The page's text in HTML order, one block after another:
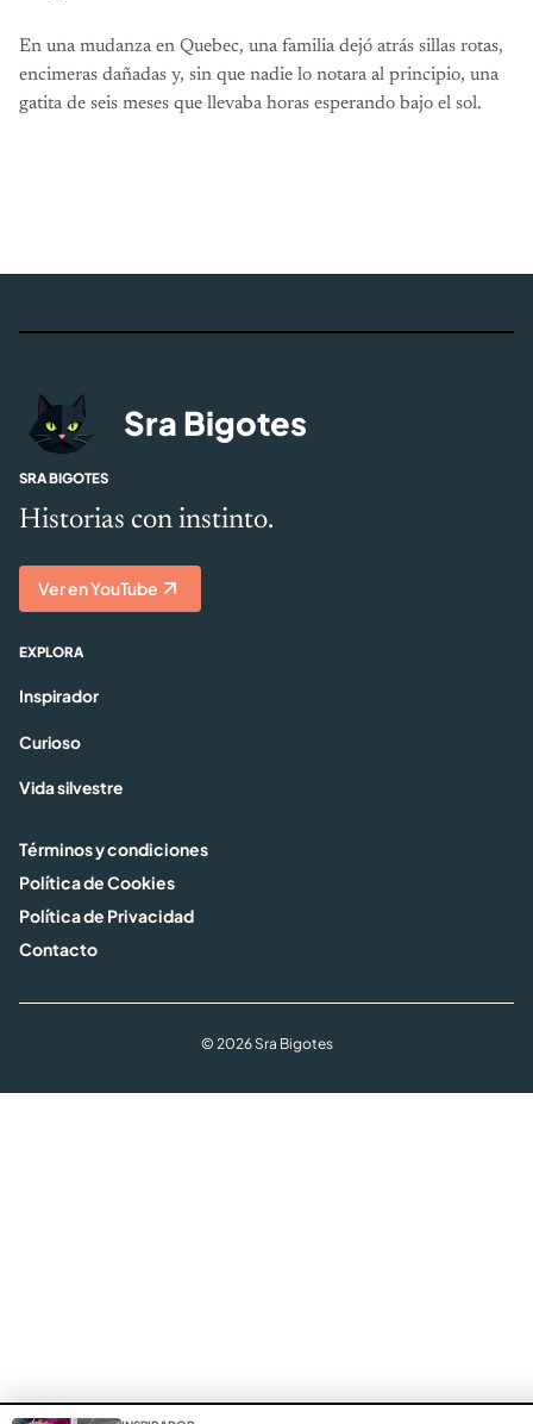
En una mudanza en Quebec, una familia dejó atrás sillas rotas,
encimeras dañadas y, sin que nadie lo notara al principio, una
gatita de seis meses que llevaba horas esperando bajo el sol.
Sra Bigotes
SRA BIGOTES
Historias con instinto.
Ver en YouTube
EXPLORA
Inspirador
Curioso
Vida silvestre
Términos y condiciones
Política de Cookies
Política de Privacidad
Contacto
© 2026 Sra Bigotes